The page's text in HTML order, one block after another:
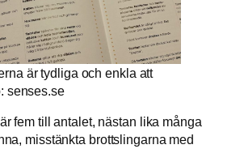
är tydliga och enkla att
senses.se
fem till antalet, nästan lika många
misstänkta brottslingarna med